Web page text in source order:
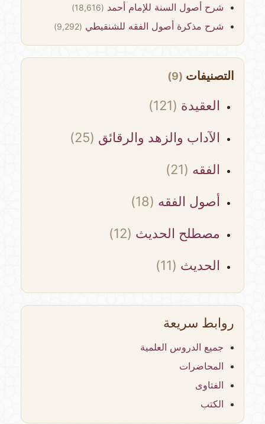
شرح أصول السنة للإمام أحمد(18,616)
شرح مذكرة أصول الفقه للشنقيطي (9,292)
التصنيفات(9)
العقيدة(121)
الآداب والزهد والرقائق(25)
الفقه(21)
أصول الفقه(18)
مصطلح الحديث(12)
الحديث(11)
روابط سريعة
جميع الدروس العلمية
المحاضرات
الفتاوى
الكتب